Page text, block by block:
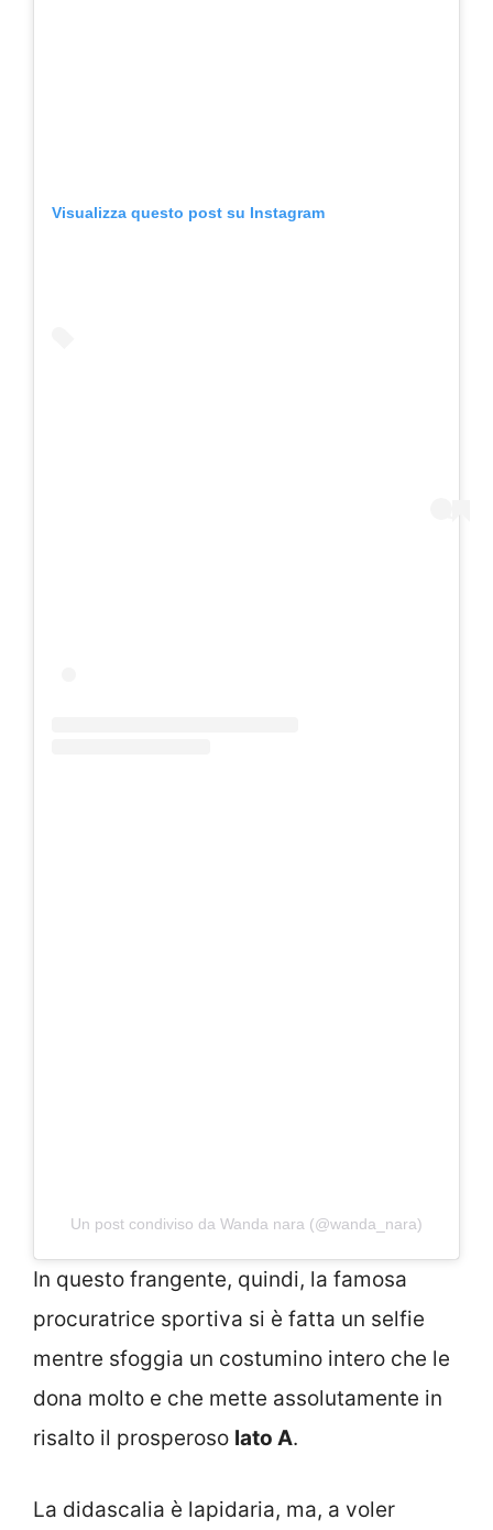
Visualizza questo post su Instagram
Un post condiviso da Wanda nara (@wanda_nara)
In questo frangente, quindi, la famosa
procuratrice sportiva si è fatta un selfie
mentre sfoggia un costumino intero che le
dona molto e che mette assolutamente in
risalto il prosperoso lato A.
La didascalia è lapidaria, ma, a voler